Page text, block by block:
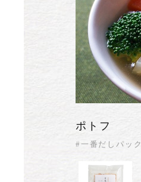
ポトフ
#一番だしパック